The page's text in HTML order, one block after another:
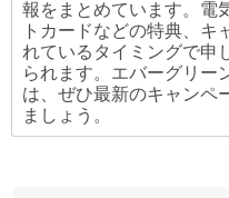
報をまとめています。電
トカードなどの特典、キ
れているタイミングで申
られます。エバーグリー
は、ぜひ最新のキャンペ
ましょう。